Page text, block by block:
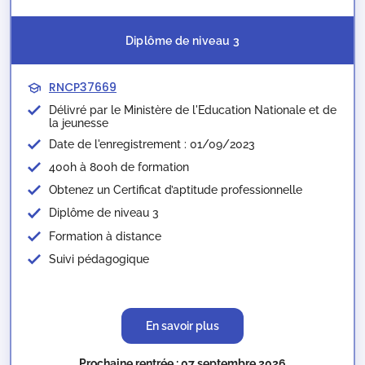
Diplôme de niveau 3
RNCP37669
Délivré par le Ministère de l'Education Nationale et de
la jeunesse​
Date de l'enregistrement : 01/09/2023
400h à 800h de formation
Obtenez un Certificat d’aptitude professionnelle
Diplôme de niveau 3
Formation à distance
Suivi pédagogique
En savoir plus